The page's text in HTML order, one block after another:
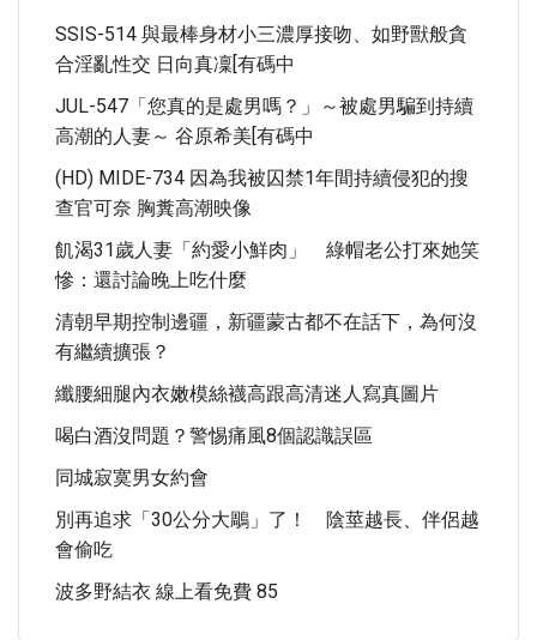
SSIS-514 與最棒身材小三濃厚接吻、如野獸般貪
合淫亂性交 日向真凜[有碼中
JUL-547「您真的是處男嗎？」～被處男騙到持續
高潮的人妻～ 谷原希美[有碼中
(HD) MIDE-734 因為我被囚禁1年間持續侵犯的搜
查官可奈 胸糞高潮映像
飢渴31歲人妻「約愛小鮮肉」 綠帽老公打來她笑
慘：還討論晚上吃什麼
清朝早期控制邊疆，新疆蒙古都不在話下，為何沒
有繼續擴張？
纖腰細腿內衣嫩模絲襪高跟高清迷人寫真圖片
喝白酒沒問題？警惕痛風8個認識誤區
同城寂寞男女約會
別再追求「30公分大鵰」了！ 陰莖越長、伴侶越
會偷吃
波多野結衣 線上看免費 85